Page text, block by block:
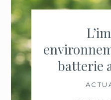
batterie